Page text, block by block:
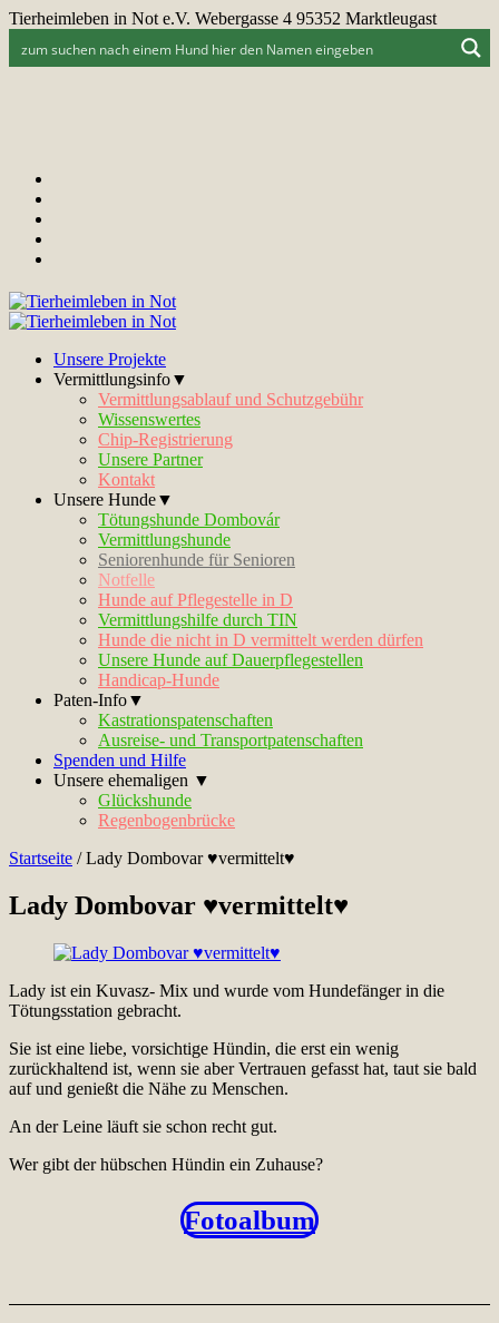
Tierheimleben in Not e.V. Webergasse 4 95352 Marktleugast
Unsere Projekte
Vermittlungsinfo▼
Vermittlungsablauf und Schutzgebühr
Wissenswertes
Chip-Registrierung
Unsere Partner
Kontakt
Unsere Hunde▼
Tötungshunde Dombovár
Vermittlungshunde
Seniorenhunde für Senioren
Notfelle
Hunde auf Pflegestelle in D
Vermittlungshilfe durch TIN
Hunde die nicht in D vermittelt werden dürfen
Unsere Hunde auf Dauerpflegestellen
Handicap-Hunde
Paten-Info▼
Kastrationspatenschaften
Ausreise- und Transportpatenschaften
Spenden und Hilfe
Unsere ehemaligen ▼
Glückshunde
Regenbogenbrücke
Startseite /Lady Dombovar ♥vermittelt♥
Lady Dombovar ♥vermittelt♥
Lady ist ein Kuvasz- Mix und wurde vom Hundefänger in die
Tötungsstation gebracht.
Sie ist eine liebe, vorsichtige Hündin, die erst ein wenig
zurückhaltend ist, wenn sie aber Vertrauen gefasst hat, taut sie bald
auf und genießt die Nähe zu Menschen.
An der Leine läuft sie schon recht gut.
Wer gibt der hübschen Hündin ein Zuhause?
Fotoalbum